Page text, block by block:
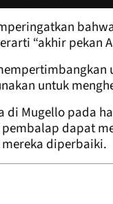
“akhir pekan
untuk
di Mugello pada
dapat
diperbaiki.